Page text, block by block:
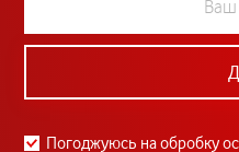
Погоджуюсь на обробку